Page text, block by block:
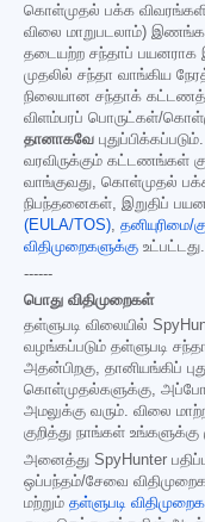
கொள்முதல் பக்க
விலை மாறுபடலாம்)
தடையற்ற சந்தாப் பயனராக
முதலில் சந்தா வாங்கிய
நிலையான சந்தாக்
விளம்பரப் பொருட்கள்/
தானாகவே
வரவிருக்கும் கட்டணங்கள்
வாங்குவது, கொள்முதல்
நிபந்தனைகள், இறுதிப்
(EULA/TOS),
விதிமுறைகளுக்கு உட்பட்டது.
------
பொது விதிமுறைகள்
தள்ளுபடி விலையில்
வழங்கப்படும் தள்ளுபடி
அதன்பிறகு, தானியங்கிப்
கொள்முதல்களுக்கு,
அமலுக்கு வரும். விலை
குறித்து நாங்கள்
அனைத்து SpyHunter
ஒப்பந்தம்/சேவை
மற்றும் தள்ளுபடி